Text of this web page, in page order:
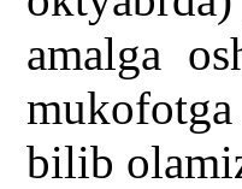
amalga
bilib